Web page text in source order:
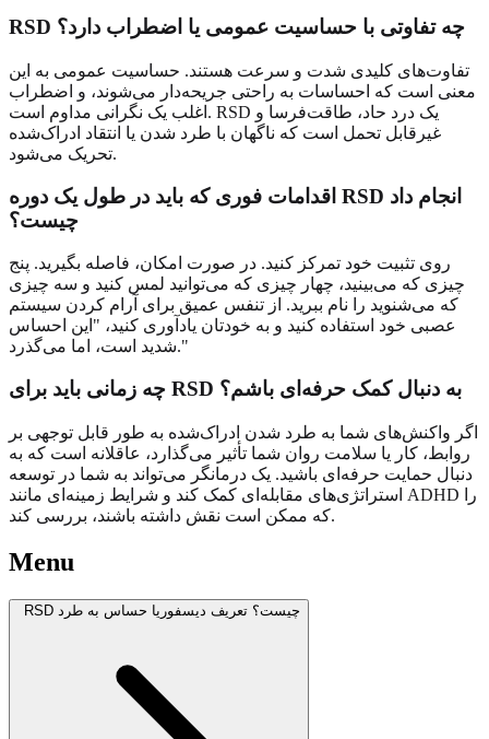
RSD چه تفاوتی با حساسیت عمومی یا اضطراب دارد؟
تفاوت‌های کلیدی شدت و سرعت هستند. حساسیت عمومی به این
معنی است که احساسات به راحتی جریحه‌دار می‌شوند، و اضطراب
اغلب یک نگرانی مداوم است. RSD یک درد حاد، طاقت‌فرسا و
غیرقابل تحمل است که ناگهان با طرد شدن یا انتقاد ادراک‌شده
تحریک می‌شود.
اقدامات فوری که باید در طول یک دوره RSD انجام داد
چیست؟
روی تثبیت خود تمرکز کنید. در صورت امکان، فاصله بگیرید. پنج
چیزی که می‌بینید، چهار چیزی که می‌توانید لمس کنید و سه چیزی
که می‌شنوید را نام ببرید. از تنفس عمیق برای آرام کردن سیستم
عصبی خود استفاده کنید و به خودتان یادآوری کنید، "این احساس
شدید است، اما می‌گذرد."
چه زمانی باید برای RSD به دنبال کمک حرفه‌ای باشم؟
اگر واکنش‌های شما به طرد شدن ادراک‌شده به طور قابل توجهی بر
روابط، کار یا سلامت روان شما تأثیر می‌گذارد، عاقلانه است که به
دنبال حمایت حرفه‌ای باشید. یک درمانگر می‌تواند به شما در توسعه
استراتژی‌های مقابله‌ای کمک کند و شرایط زمینه‌ای مانند ADHD را
که ممکن است نقش داشته باشند، بررسی کند.
Menu
RSD چیست؟ تعریف دیسفوریا حساس به طرد